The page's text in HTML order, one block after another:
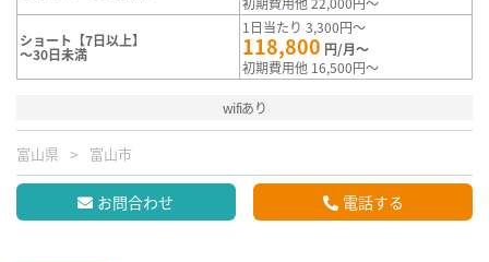
ショート【7日以上】
～30日未満
1日当たり 3,300円～
118,800 円/月～
初期費用他 16,500円～
wifiあり
富山県 富山市
お問合わせ 電話する